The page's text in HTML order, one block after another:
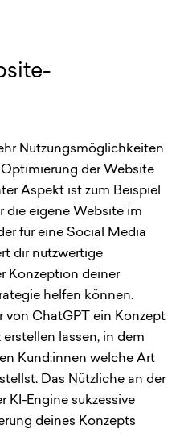
Nutzungsmöglichkeiten
der Website
Aspekt ist zum Beispiel
die eigene Website im
für eine Social Media
dir nutzwertige
Konzeption deiner
helfen können.
von ChatGPT ein Konzept
lassen, in dem
Kund:innen welche Art
Das Nützliche an der
KI-Engine sukzessive
deines Konzepts